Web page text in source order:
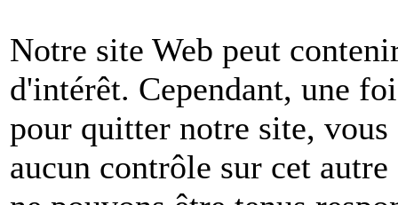
Notre site Web peut
d'intérêt. Cependant, une
pour quitter notre site, vous
aucun contrôle sur cet